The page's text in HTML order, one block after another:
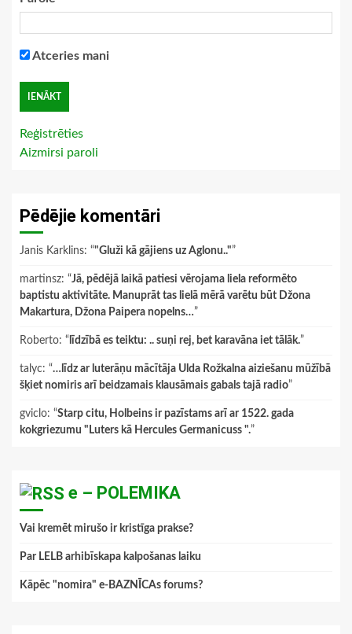
Atceries mani
Reģistrēties
Aizmirsi paroli
Pēdējie komentāri
Janis Karklins: “"Gluži kā gājiens uz Aglonu.."”
martinsz: “Jā, pēdējā laikā patiesi vērojama liela reformēto
baptistu aktivitāte. Manuprāt tas lielā mērā varētu būt Džona
Makartura, Džona Paipera nopelns…”
Roberto: “ līdzībā es teiktu: .. suņi rej, bet karavāna iet tālāk.”
talyc: “…līdz ar luterāņu mācītāja Ulda Rožkalna aiziešanu mūžībā
šķiet nomiris arī beidzamais klausāmais gabals tajā radio”
gviclo: “Starp citu, Holbeins ir pazīstams arī ar 1522. gada
kokgriezumu "Luters kā Hercules Germanicuss ".”
e – POLEMIKA
Vai kremēt mirušo ir kristīga prakse?
Par LELB arhibīskapa kalpošanas laiku
Kāpēc "nomira" e-BAZNĪCAs forums?